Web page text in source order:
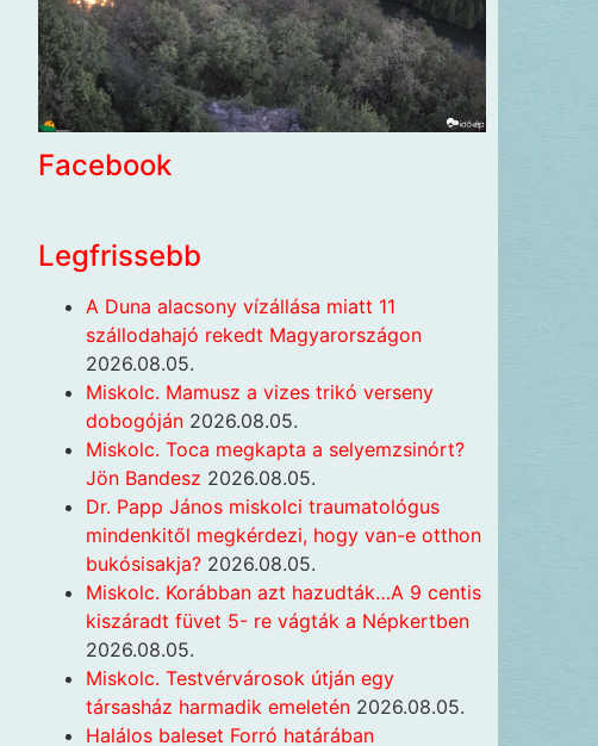
Facebook
Legfrissebb
A Duna alacsony vízállása miatt 11
szállodahajó rekedt Magyarországon
2026.08.05.
Miskolc. Mamusz a vizes trikó verseny
dobogóján 2026.08.05.
Miskolc. Toca megkapta a selyemzsinórt?
Jön Bandesz 2026.08.05.
Dr. Papp János miskolci traumatológus
mindenkitől megkérdezi, hogy van-e otthon
bukósisakja? 2026.08.05.
Miskolc. Korábban azt hazudták…A 9 centis
kiszáradt füvet 5- re vágták a Népkertben
2026.08.05.
Miskolc. Testvérvárosok útján egy
társasház harmadik emeletén 2026.08.05.
Halálos baleset Forró határában